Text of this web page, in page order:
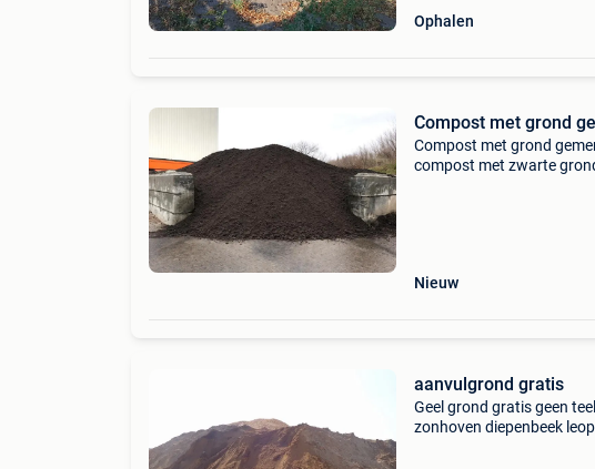
Ophalen
Compost met grond
Compost met grond
compost met zwarte
Nieuw
aanvulgrond gratis
Geel grond gratis geen
zonhoven diepenbeek